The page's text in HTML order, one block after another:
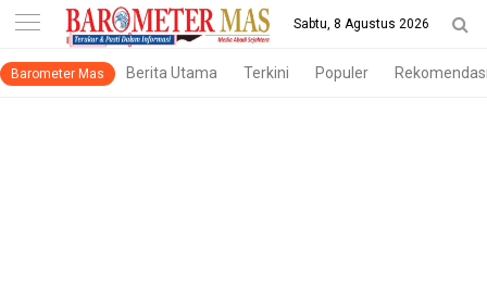
-->
Sabtu, 8 Agustus 2026
Barometer Mas Berita Utama Terkini Populer